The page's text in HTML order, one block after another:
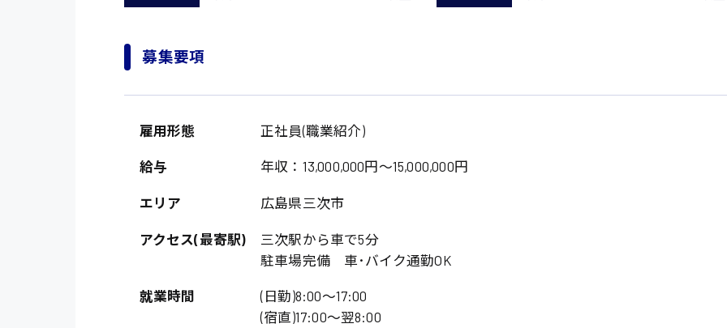
募集要項
雇用形態 正社員(職業紹介)
給与 年収：13,000,000円～15,000,000円
エリア 広島県三次市
アクセス(最寄駅)
三次駅から車で5分
駐車場完備 車･バイク通勤OK
就業時間
(日勤)8:00〜17:00
(宿直)17:00〜翌8:00